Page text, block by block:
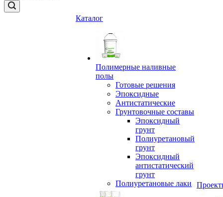
Каталог
Полимерные наливные
полы
Готовые решения
Эпоксидные
Антистатические
Грунтовочные составы
Эпоксидный
грунт
Полиуретановый
грунт
Эпоксидный
антистатический
грунт
Полиуретановые лаки